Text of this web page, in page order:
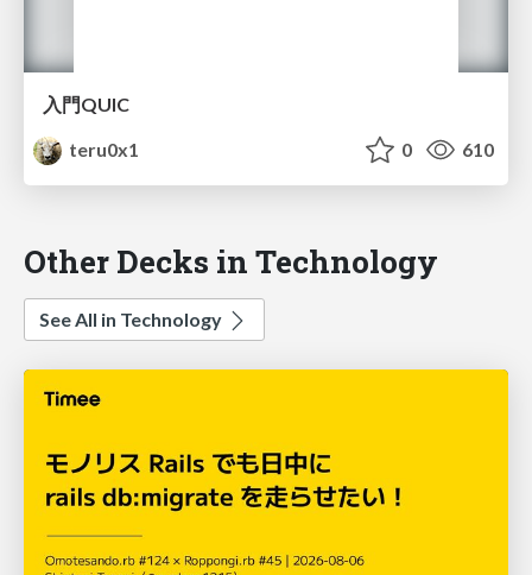
入門QUIC
teru0x1
0 610
Other Decks in Technology
See All in Technology